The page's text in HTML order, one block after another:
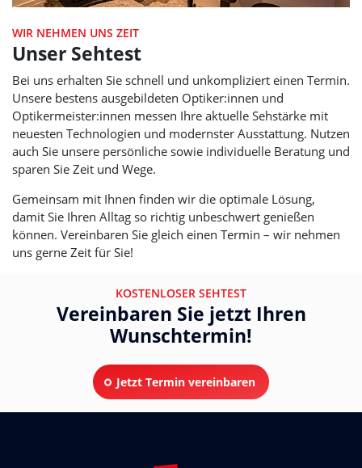
WIR NEHMEN UNS ZEIT
Unser Sehtest
Bei uns erhalten Sie schnell und unkompliziert einen Termin.
Unsere bestens ausgebildeten Optiker:innen und
Optikermeister:innen messen Ihre aktuelle Sehstärke mit
neuesten Technologien und modernster Ausstattung. Nutzen
auch Sie unsere persönliche sowie individuelle Beratung und
sparen Sie Zeit und Wege.
Gemeinsam mit Ihnen finden wir die optimale Lösung,
damit Sie Ihren Alltag so richtig unbeschwert genießen
können. Vereinbaren Sie gleich einen Termin – wir nehmen
uns gerne Zeit für Sie!
KOSTENLOSER SEHTEST
Vereinbaren Sie jetzt Ihren
Wunschtermin!
Jetzt Termin vereinbaren